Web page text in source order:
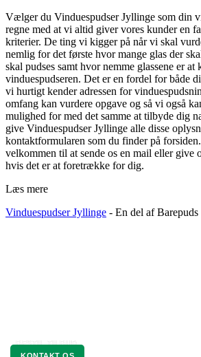
Vælger du Vinduespudser Jyllinge som din
regne med at vi altid giver vores kunder en
kriterier. De ting vi kigger på når vi skal
nemlig for det første hvor mange glas der
skal pudses samt hvor nemme glassene er
vinduespudseren. Det er en fordel for både
vi hurtigt kender adressen for
omfang kan vurdere opgave og så vi også
mulighed for med det samme at tilbyde dig
give Vinduespudser Jyllinge alle disse
kontaktformularen som du finder på
velkommen til at sende os en mail eller give
hvis det er at foretrække for dig.
Læs mere
Vinduespudser Jyllinge - En del af Barepuds
BESTIL TILBUD